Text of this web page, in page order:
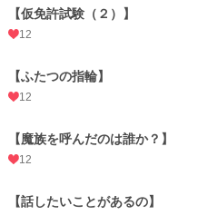
【仮免許試験（２）】
12
【ふたつの指輪】
12
【魔族を呼んだのは誰か？】
12
【話したいことがあるの】